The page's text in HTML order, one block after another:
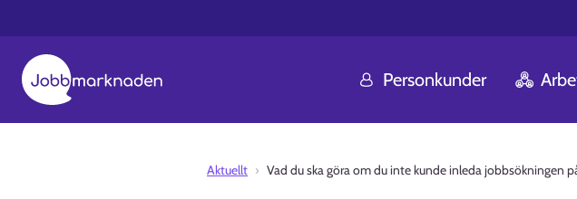
Personkunder
Aktuellt Vad du ska göra om du inte kunde inleda jobbsökningen